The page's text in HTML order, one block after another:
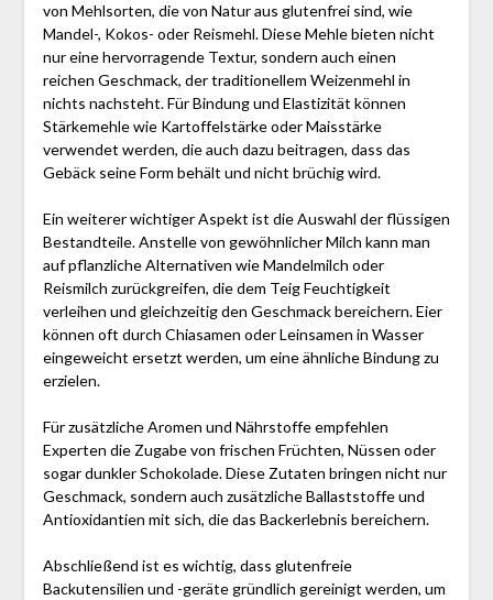
von Mehlsorten, die von Natur aus glutenfrei sind, wie
Mandel-, Kokos- oder Reismehl. Diese Mehle bieten nicht
nur eine hervorragende Textur, sondern auch einen
reichen Geschmack, der traditionellem Weizenmehl in
nichts nachsteht. Für Bindung und Elastizität können
Stärkemehle wie Kartoffelstärke oder Maisstärke
verwendet werden, die auch dazu beitragen, dass das
Gebäck seine Form behält und nicht brüchig wird.
Ein weiterer wichtiger Aspekt ist die Auswahl der flüssigen
Bestandteile. Anstelle von gewöhnlicher Milch kann man
auf pflanzliche Alternativen wie Mandelmilch oder
Reismilch zurückgreifen, die dem Teig Feuchtigkeit
verleihen und gleichzeitig den Geschmack bereichern. Eier
können oft durch Chiasamen oder Leinsamen in Wasser
eingeweicht ersetzt werden, um eine ähnliche Bindung zu
erzielen.
Für zusätzliche Aromen und Nährstoffe empfehlen
Experten die Zugabe von frischen Früchten, Nüssen oder
sogar dunkler Schokolade. Diese Zutaten bringen nicht nur
Geschmack, sondern auch zusätzliche Ballaststoffe und
Antioxidantien mit sich, die das Backerlebnis bereichern.
Abschließend ist es wichtig, dass glutenfreie
Backutensilien und -geräte gründlich gereinigt werden, um